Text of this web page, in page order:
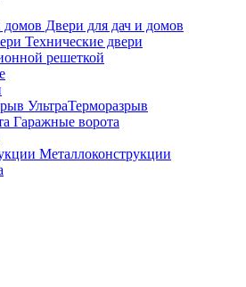
Двери для дач и домов
Технические двери
решеткой
УльтраТерморазрыв
Гаражные ворота
Металлоконструкции